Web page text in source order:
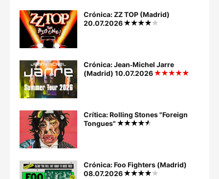
Crónica: ZZ TOP (Madrid)
20.07.2026
Crónica: Jean‐Michel Jarre
(Madrid) 10.07.2026
Crítica: Rolling Stones "Foreign
Tongues"
Crónica: Foo Fighters (Madrid)
08.07.2026